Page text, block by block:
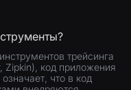
трейсинга
Zipkin), код приложения
что в код